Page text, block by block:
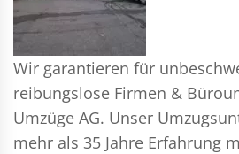
Wir garantieren für
reibungslose Firmen &
Umzüge AG. Unser
mehr als 35 Jahre Erfahrung